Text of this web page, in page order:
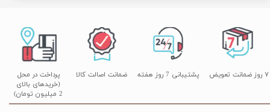
پشتیبانی 7 روز هفته
پرداخت در محل
(خریدهای بالای
2 میلیون تومان)
۷ روز ضمانت تعویض ضمانت اصالت کالا